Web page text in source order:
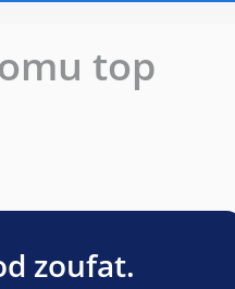
top
zoufat.